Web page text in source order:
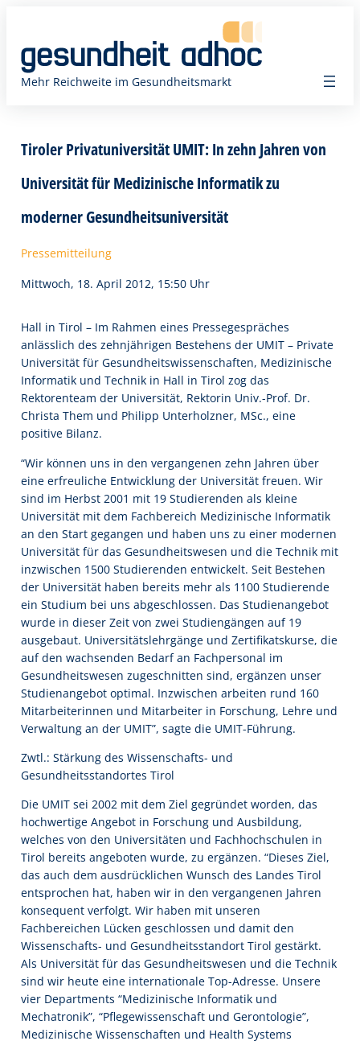
springen
Mehr Reichweite im Gesundheitsmarkt
Tiroler Privatuniversität UMIT: In zehn Jahren von
Universität für Medizinische Informatik zu
moderner Gesundheitsuniversität
Pressemitteilung
Mittwoch, 18. April 2012, 15:50 Uhr
Hall in Tirol – Im Rahmen eines Pressegespräches
anlässlich des zehnjährigen Bestehens der UMIT – Private
Universität für Gesundheitswissenschaften, Medizinische
Informatik und Technik in Hall in Tirol zog das
Rektorenteam der Universität, Rektorin Univ.-Prof. Dr.
Christa Them und Philipp Unterholzner, MSc., eine
positive Bilanz.
“Wir können uns in den vergangenen zehn Jahren über
eine erfreuliche Entwicklung der Universität freuen. Wir
sind im Herbst 2001 mit 19 Studierenden als kleine
Universität mit dem Fachbereich Medizinische Informatik
an den Start gegangen und haben uns zu einer modernen
Universität für das Gesundheitswesen und die Technik mit
inzwischen 1500 Studierenden entwickelt. Seit Bestehen
der Universität haben bereits mehr als 1100 Studierende
ein Studium bei uns abgeschlossen. Das Studienangebot
wurde in dieser Zeit von zwei Studiengängen auf 19
ausgebaut. Universitätslehrgänge und Zertifikatskurse, die
auf den wachsenden Bedarf an Fachpersonal im
Gesundheitswesen zugeschnitten sind, ergänzen unser
Studienangebot optimal. Inzwischen arbeiten rund 160
Mitarbeiterinnen und Mitarbeiter in Forschung, Lehre und
Verwaltung an der UMIT”, sagte die UMIT-Führung.
Zwtl.: Stärkung des Wissenschafts- und
Gesundheitsstandortes Tirol
Die UMIT sei 2002 mit dem Ziel gegründet worden, das
hochwertige Angebot in Forschung und Ausbildung,
welches von den Universitäten und Fachhochschulen in
Tirol bereits angeboten wurde, zu ergänzen. “Dieses Ziel,
das auch dem ausdrücklichen Wunsch des Landes Tirol
entsprochen hat, haben wir in den vergangenen Jahren
konsequent verfolgt. Wir haben mit unseren
Fachbereichen Lücken geschlossen und damit den
Wissenschafts- und Gesundheitsstandort Tirol gestärkt.
Als Universität für das Gesundheitswesen und die Technik
sind wir heute eine internationale Top-Adresse. Unsere
vier Departments “Medizinische Informatik und
Mechatronik”, “Pflegewissenschaft und Gerontologie”,
Medizinische Wissenschaften und Health Systems